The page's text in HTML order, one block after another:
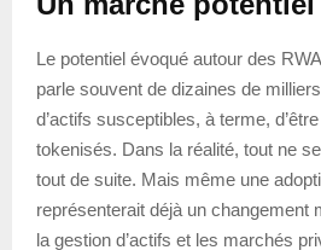
Le potentiel évoqué autour des
parle souvent de dizaines de
d’actifs susceptibles, à terme,
tokenisés. Dans la réalité, tout ne
tout de suite. Mais même une
représenterait déjà un changement
la gestion d’actifs et les marchés